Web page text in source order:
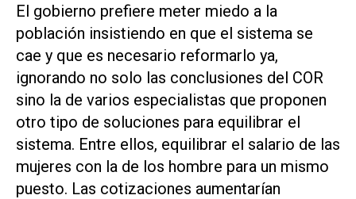
El gobierno prefiere meter miedo a la
población insistiendo en que el sistema se
cae y que es necesario reformarlo ya,
ignorando no solo las conclusiones del COR
sino la de varios especialistas que proponen
otro tipo de soluciones para equilibrar el
sistema. Entre ellos, equilibrar el salario de las
mujeres con la de los hombre para un mismo
puesto. Las cotizaciones aumentarían